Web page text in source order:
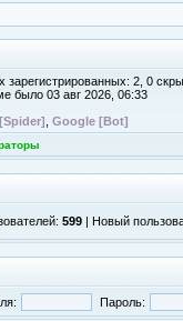
зарегистрированных: 2, 0
было 03 авг 2026, 06:33
Google [Bot]
599 | Новый
Пароль: